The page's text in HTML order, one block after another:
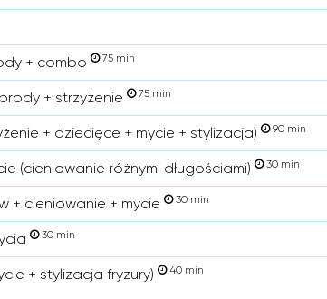
+ combo 75 min
+ strzyżenie 75 min
+ dziecięce + mycie + stylizacja) 90 min
(cieniowanie różnymi długościami) 30 min
+ cieniowanie + mycie 30 min
30 min
+ stylizacja fryzury) 40 min